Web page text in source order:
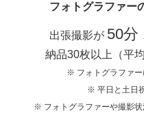
フォトグラファー
出張撮影が 50分
納品30枚以上（平
※ フォトグラファー
※ 平日と土日
※ フォトグラファーや撮影